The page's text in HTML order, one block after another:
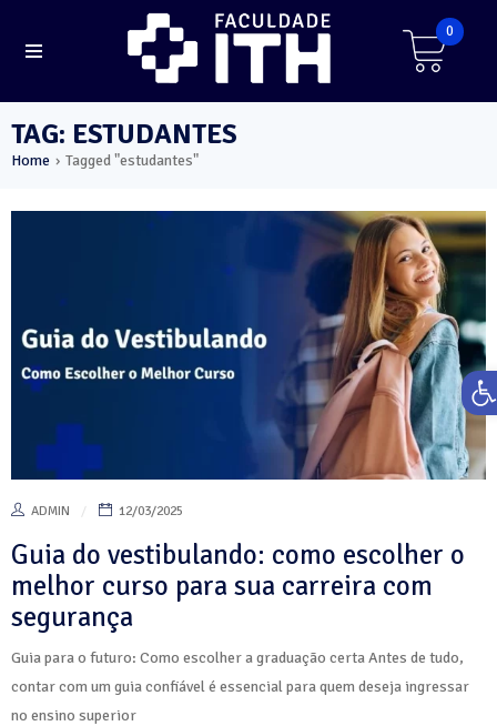
0
TAG: ESTUDANTES
Home › Tagged "estudantes"
ADMIN 12/03/2025
Guia do vestibulando: como escolher o
melhor curso para sua carreira com
segurança
Guia para o futuro: Como escolher a graduação certa Antes de tudo,
contar com um guia confiável é essencial para quem deseja ingressar
no ensino superior